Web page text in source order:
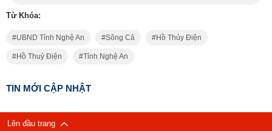
Từ Khóa:
UBND Tỉnh Nghệ An Sông Cả Hồ Thủy Điện
Hồ Thuỷ Điện Tỉnh Nghệ An
TIN MỚI CẬP NHẬT
Lên đầu trang